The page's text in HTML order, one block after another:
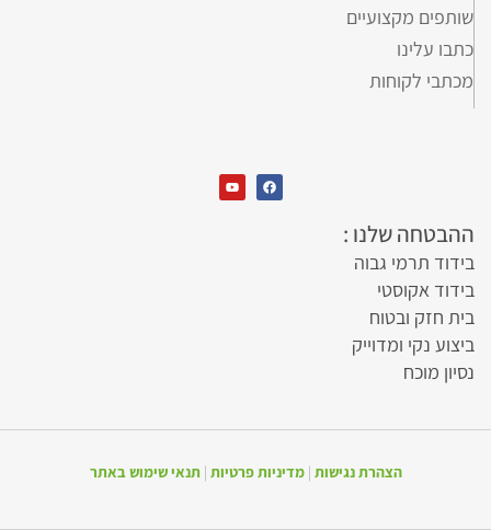
מקצועיים
עלינו
לקוחות
שלנו :
תרמי גבוה
אקוסטי
חזק ובטוח
נקי ומדוייק
מוכח
הצהרת נגישות|מדיניות פרטיות|תנאי שימוש באתר